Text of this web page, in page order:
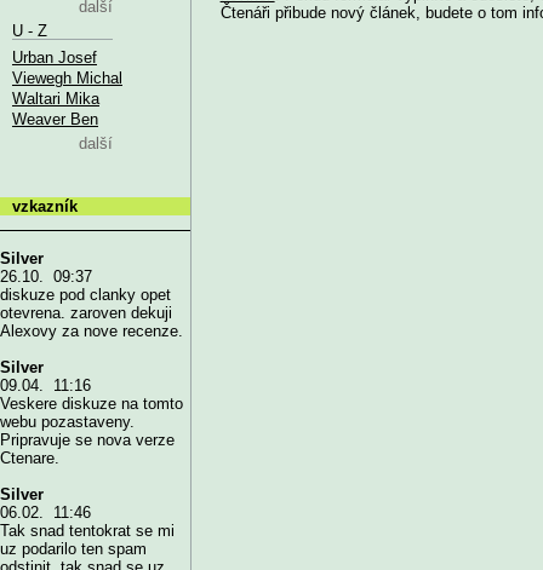
Čtenáři přibude nový článek, budete o tom
další
U - Z
Urban Josef
Viewegh Michal
Waltari Mika
Weaver Ben
další
vzkazník
Silver
26.10. 09:37
diskuze pod clanky opet
otevrena. zaroven dekuji
Alexovy za nove recenze.
Silver
09.04. 11:16
Veskere diskuze na tomto
webu pozastaveny.
Pripravuje se nova verze
Ctenare.
Silver
06.02. 11:46
Tak snad tentokrat se mi
uz podarilo ten spam